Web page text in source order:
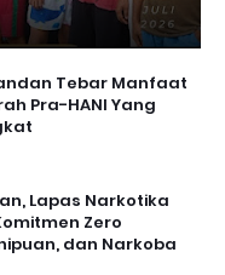
Tebar Manfaat
Pra-HANI Yang
Lapas Narkotika
Zero
dan Narkoba